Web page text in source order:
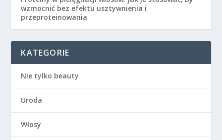
wzmocnić bez efektu usztywnienia i
przeproteinowania
KATEGORIE
Nie tylko beauty
Uroda
Włosy